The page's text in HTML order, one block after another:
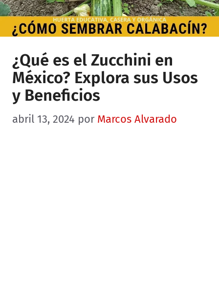
¿Qué es el Zucchini en
México? Explora sus Usos
y Beneficios
abril 13, 2024 por Marcos Alvarado